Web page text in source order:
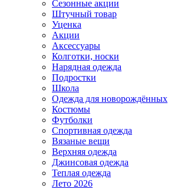
Сезонные акции
Штучный товар
Уценка
Акции
Аксессуары
Колготки, носки
Нарядная одежда
Подростки
Школа
Одежда для новорождённых
Костюмы
Футболки
Спортивная одежда
Вязаные вещи
Верхняя одежда
Джинсовая одежда
Теплая одежда
Лето 2026